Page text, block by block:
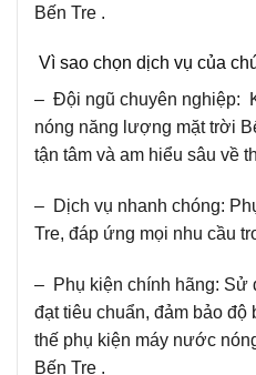
Bến Tre .
Vì sao chọn dịch vụ của
– Đội ngũ chuyên nghiệp:
nóng năng lượng mặt trời
tận tâm và am hiểu sâu về
– Dịch vụ nhanh chóng:
Tre, đáp ứng mọi nhu cầu
– Phụ kiện chính hãng: Sử
đạt tiêu chuẩn, đảm bảo
thế phụ kiện máy nước
Bến Tre .